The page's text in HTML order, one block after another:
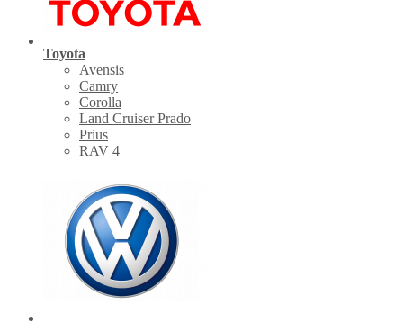
Toyota
Avensis
Camry
Corolla
Land Cruiser Prado
Prius
RAV 4